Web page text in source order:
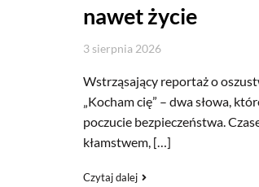
nawet życie
3 sierpnia 2026
Wstrząsający reportaż o
„Kocham cię” – dwa słowa,
poczucie bezpieczeństwa.
kłamstwem, […]
Czytaj dalej